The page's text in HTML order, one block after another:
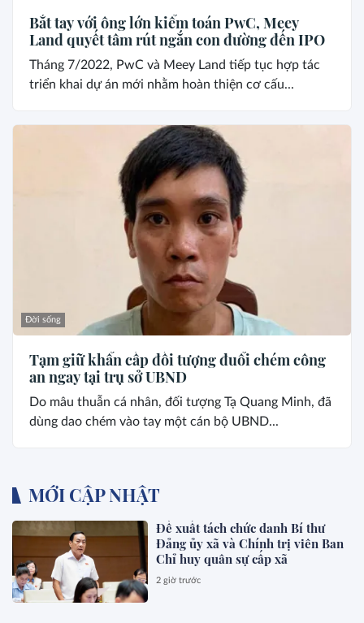
Bắt tay với ông lớn kiểm toán PwC, Meey
Land quyết tâm rút ngắn con đường đến IPO
Tháng 7/2022, PwC và Meey Land tiếp tục hợp tác
triển khai dự án mới nhằm hoàn thiện cơ cấu...
Đời sống
Tạm giữ khẩn cấp đối tượng đuổi chém công
an ngay tại trụ sở UBND
Do mâu thuẫn cá nhân, đối tượng Tạ Quang Minh, đã
dùng dao chém vào tay một cán bộ UBND...
MỚI CẬP NHẬT
Đề xuất tách chức danh Bí thư
Đảng ủy xã và Chính trị viên Ban
Chỉ huy quân sự cấp xã
2 giờ trước